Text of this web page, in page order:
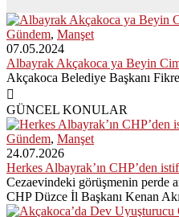
Gündem, Manşet
07.05.2024
Albayrak Akçakoca ya Beyin
Akçakoca Belediye Başkanı
GÜNCEL KONULAR
Gündem, Manşet
24.07.2026
Herkes Albayrak’ın CHP’den
Cezaevindeki görüşmenin perde
CHP Düzce İl Başkanı Kenan